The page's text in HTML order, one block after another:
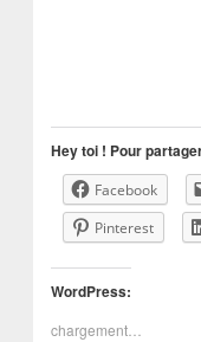
Hey toi ! Pour
Facebook
Pinterest
WordPress:
chargement…